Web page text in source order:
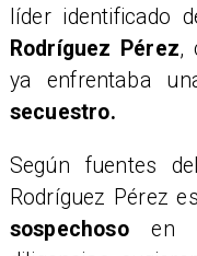
líder identificado
Rodríguez Pérez,
ya enfrentaba
secuestro.
​Según fuentes
Rodríguez Pérez
sospechosoen